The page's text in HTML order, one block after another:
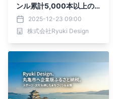
ンル累計5,000本以上の
制作実績2025-12-23 09:00
株式会社Ryuki Design